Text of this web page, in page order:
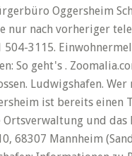
Oggersheim
nur nach vorheriger
3115.
So geht's .
Ludwigshafen.
ist bereits einen
Ortsverwaltung und
68307 Mannheim